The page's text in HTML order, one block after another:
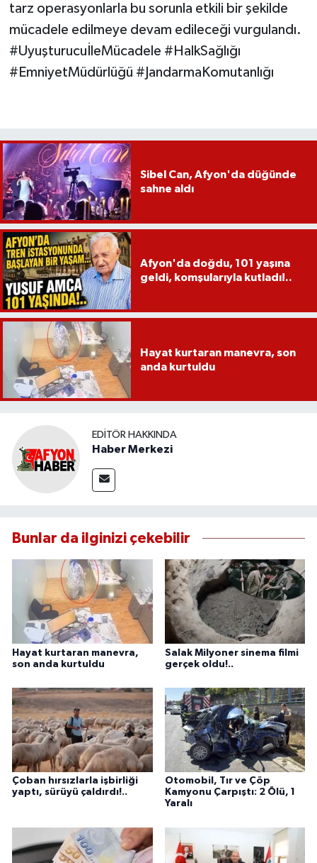
tarz operasyonlarla bu sorunla etkili bir şekilde
mücadele edilmeye devam edileceği vurgulandı.
#UyuşturucuİleMücadele #HalkSağlığı
#EmniyetMüdürlüğü #JandarmaKomutanlığı
Sibel Can, Afyon'da düğünde
sahne aldı
Afyon'da doğdu, 101 yaşına
geldi, komşularıyla kutladı!..
Hayat kurtaran manevra, son
anda kurtuldu
EDITÖR HAKKINDA
Haber Merkezi
Bunlar da ilginizi çekebilir
Hayat kurtaran manevra,
son anda kurtuldu
Salak Milyoner sinema filmi
gerçek oldu!..
Çoban hırsızlarla işbirliği
yaptı, sürüyü çaldırdı!..
Otomobil, Tır ve Çöp
Kamyonu Çarpıştı: 2 Ölü, 1
Yaralı